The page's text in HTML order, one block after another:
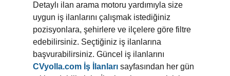
Detaylı ilan arama motoru yardımıyla size
uygun iş ilanlarını çalışmak istediğiniz
pozisyonlara, şehirlere ve ilçelere göre filtre
edebilirsiniz. Seçtiğiniz iş ilanlarına
başvurabilirsiniz. Güncel iş ilanlarını
CVyolla.com İş İlanları sayfasından her gün